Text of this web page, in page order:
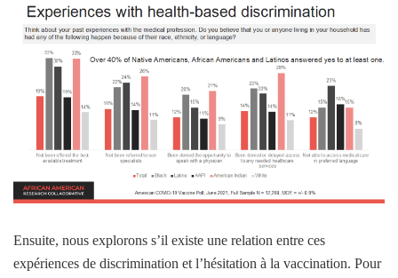
Ensuite, nous explorons s’il existe une relation entre ces
expériences de discrimination et l’hésitation à la vaccination. Pour